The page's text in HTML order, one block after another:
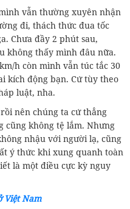
vẫn thường xuyên nhận
đi, thách thức đua tốc
Chưa đầy 2 phút sau,
không thấy mình đâu nữa.
h còn mình vẫn túc tắc 30
kích động bạn. Cứ tùy theo
luật, nha.
nên chúng ta cứ thẳng
cũng không tệ lắm. Nhưng
nhậu với người lạ, cũng
ý thức khi xung quanh toàn
là một điều cực kỳ nguy
Việt Nam